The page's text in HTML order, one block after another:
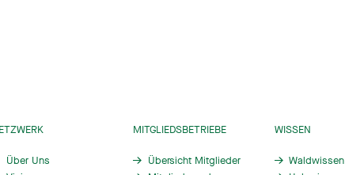
Über Uns
MITGLIEDSBETRIEBE
Übersicht Mitglieder
WISSEN
Waldwissen